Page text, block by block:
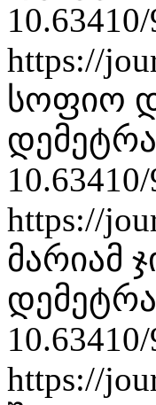
https://
სოფიო
https://
მარიამ
https://